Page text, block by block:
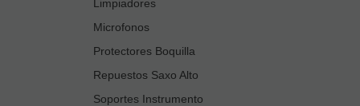
Limpiadores
Microfonos
Protectores Boquilla
Repuestos Saxo Alto
Soportes Instrumento